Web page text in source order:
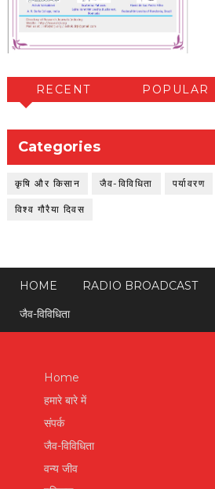
RECENT POPULAR
Categories
कृषि और किसान जैव-विविधिता पर्यावरण
विश्व गौरैया दिवस
HOME RADIO BROADCAST
जैव-विविधिता
Home
हमारे बारे में
संपर्क
जैव-विविधिता
वन्य जीव